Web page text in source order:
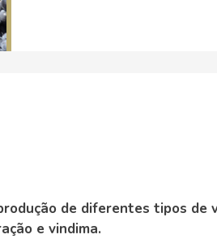
de diferentes tipos de
e vindima.